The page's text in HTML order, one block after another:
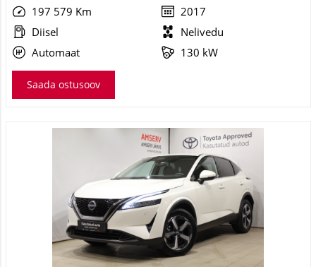
197 579 Km
2017
Diisel
Nelivedu
Automaat
130 kW
Saada ostusoov